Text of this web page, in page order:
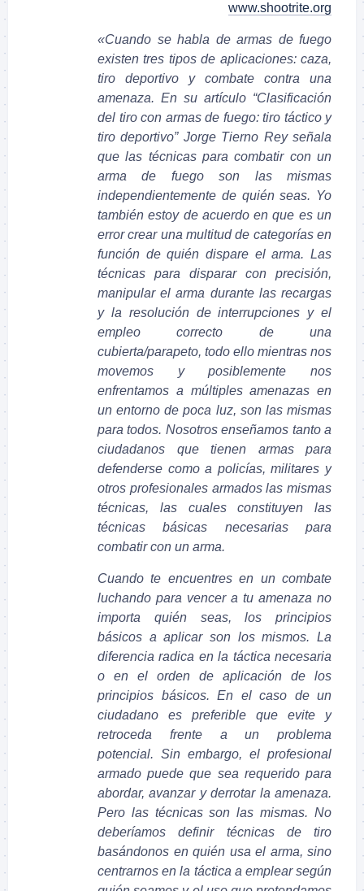
www.shootrite.org
«Cuando se habla de armas de fuego
existen tres tipos de aplicaciones: caza,
tiro deportivo y combate contra una
amenaza. En su artículo “Clasificación
del tiro con armas de fuego: tiro táctico y
tiro deportivo” Jorge Tierno Rey señala
que las técnicas para combatir con un
arma de fuego son las mismas
independientemente de quién seas. Yo
también estoy de acuerdo en que es un
error crear una multitud de categorías en
función de quién dispare el arma. Las
técnicas para disparar con precisión,
manipular el arma durante las recargas
y la resolución de interrupciones y el
empleo correcto de una
cubierta/parapeto, todo ello mientras nos
movemos y posiblemente nos
enfrentamos a múltiples amenazas en
un entorno de poca luz, son las mismas
para todos. Nosotros enseñamos tanto a
ciudadanos que tienen armas para
defenderse como a policías, militares y
otros profesionales armados las mismas
técnicas, las cuales constituyen las
técnicas básicas necesarias para
combatir con un arma.
Cuando te encuentres en un combate
luchando para vencer a tu amenaza no
importa quién seas, los principios
básicos a aplicar son los mismos. La
diferencia radica en la táctica necesaria
o en el orden de aplicación de los
principios básicos. En el caso de un
ciudadano es preferible que evite y
retroceda frente a un problema
potencial. Sin embargo, el profesional
armado puede que sea requerido para
abordar, avanzar y derrotar la amenaza.
Pero las técnicas son las mismas. No
deberíamos definir técnicas de tiro
basándonos en quién usa el arma, sino
centrarnos en la táctica a emplear según